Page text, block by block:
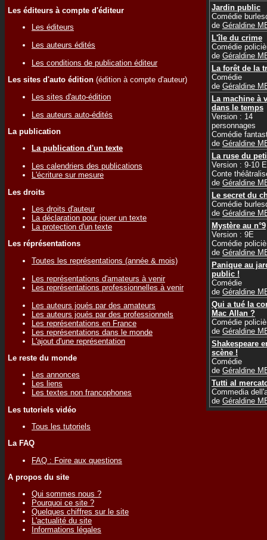
Les éditeurs à compte d'éditeur
Les éditeurs
Les auteurs édités
Les conditions de publication éditeur
Les sites d'auto édition (édition à compte d'auteur)
Les sites d'auto-édition
Les auteurs auto-édités
La publication
La publication d'un texte
Les calendriers des publications
L'écriture sur mesure
Les droits
Les droits d'auteur
La déclaration pour jouer un texte
La protection d'un texte
Les réprésentations
Toutes les représentations (année & mois)
Les représentations d'amateurs à venir
Les représentations professionnelles à venir
Les auteurs joués par des amateurs
Les auteurs joués par des professionnels
Les représentations en France
Les représentations dans le monde
L'ajout d'une représentation
Le reste du monde
Les annonces
Les liens
Les textes non francophones
Les tutoriels vidéo
Tous les tutoriels
La FAQ
FAQ : Foire aux questions
A propos du site
Qui sommes nous ?
Pourquoi ce site ?
Quelques chiffres sur le site
L'actualité du site
Informations légales
Jardin public
Comédie
de Géraldine
L'île du crime
Comédie
de Géraldine
La forêt de la
Comédie
de Géraldine
La machine à
dans le temps
Version : 14
personnages
Comédie
de Géraldine
La ruse du
Version : 9-10
Conte
de Géraldine
Le secret du
Comédie
de Géraldine
Mystère au n°9
Version : 9E
Comédie
de Géraldine
Panique au
public !
Comédie
de Géraldine
Qui a tué la
Mac Allan ?
Comédie
de Géraldine
Shakespeare
scène !
Comédie
de Géraldine
Tutti al
Commedia
de Géraldine